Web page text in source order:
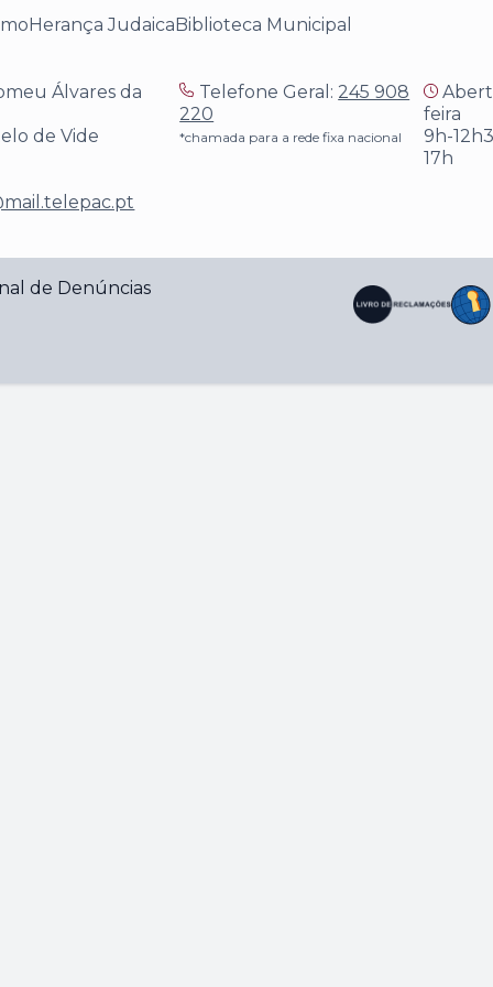
Herança JudaicaBiblioteca Municipal
Álvares da
de Vide
Telefone Geral: 245 908
220
*chamada para a rede fixa nacional
feira
9h-
17h
de Denúncias